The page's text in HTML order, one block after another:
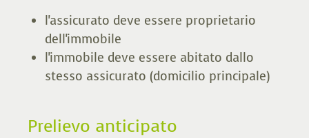
l'assicurato deve essere proprietario
dell'immobile
l'immobile deve essere abitato dallo
stesso assicurato (domicilio principale)
Prelievo anticipato